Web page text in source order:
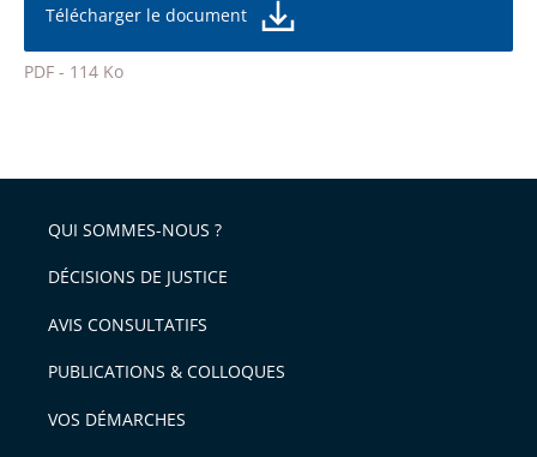
de
l'article
pour
de
police
Télécharger le document
PDF - 114 Ko
l'article
pour
avant
QUI SOMMES-NOUS ?
DÉCISIONS DE JUSTICE
AVIS CONSULTATIFS
PUBLICATIONS & COLLOQUES
VOS DÉMARCHES